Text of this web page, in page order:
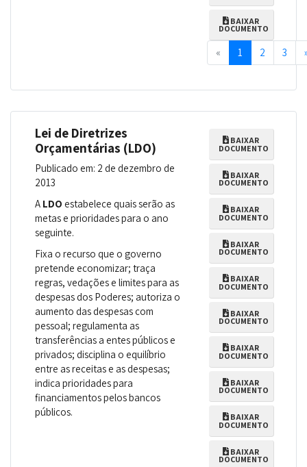
BAIXAR
DOCUMENTO
«Previous
1 2 3
Lei de Diretrizes
Orçamentárias (LDO)
Publicado em: 2 de dezembro de
2013
A LDO estabelece quais serão as
metas e prioridades para o ano
seguinte.
Fixa o recurso que o governo
pretende economizar; traça
regras, vedações e limites para as
despesas dos Poderes; autoriza o
aumento das despesas com
pessoal; regulamenta as
transferências a entes públicos e
privados; disciplina o equilíbrio
entre as receitas e as despesas;
indica prioridades para
financiamentos pelos bancos
públicos.
BAIXAR
DOCUMENTO
BAIXAR
DOCUMENTO
BAIXAR
DOCUMENTO
BAIXAR
DOCUMENTO
BAIXAR
DOCUMENTO
BAIXAR
DOCUMENTO
BAIXAR
DOCUMENTO
BAIXAR
DOCUMENTO
BAIXAR
DOCUMENTO
BAIXAR
DOCUMENTO